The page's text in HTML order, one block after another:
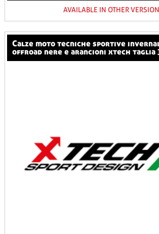
AVAILABLE IN OTHER
calze moto tecniche sportive invernali compression
offroad nere e arancioni xtech taglia